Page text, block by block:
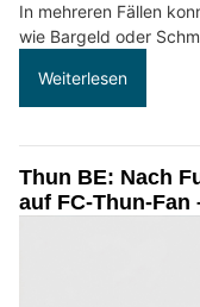
In mehreren Fällen
wie Bargeld oder
Weiterlesen
Thun BE: Nach
auf FC-Thun-Fan